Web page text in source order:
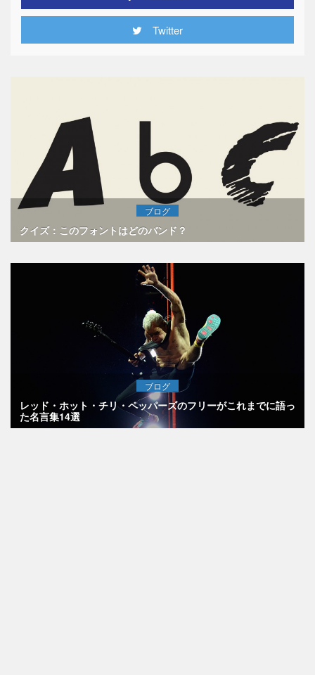
Twitter
ブログ
クイズ：このフォントはどのバンド？
ブログ
レッド・ホット・チリ・ペッパーズのフリーがこれまでに語っ
た名言集14選